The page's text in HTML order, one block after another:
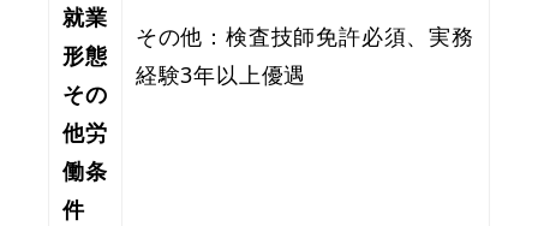
就業
形態
その
他労
働条
件
その他：検査技師免許必須、実務
経験3年以上優遇